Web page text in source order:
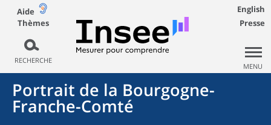
Aide
Thèmes
RECHERCHE
English
Presse
MENU
Portrait de la Bourgogne-
Franche-Comté